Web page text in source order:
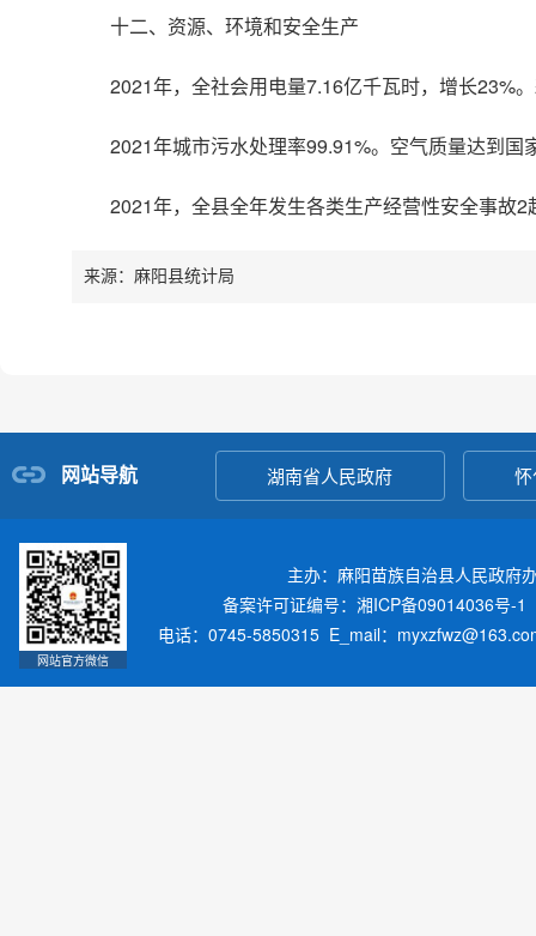
十二、资源、环境和安全生产
2021年，全社会用电量7.16亿千瓦时，增长23%
2021年城市污水处理率99.91%。空气质量达到
2021年，全县全年发生各类生产经营性安全事故
来源：麻阳县统计局
网站导航 湖南省人民政府
网站官方微信
主办：麻阳苗族自治县人民政
备案许可证编号：湘ICP备09014036号-1
电话：0745-5850315 E_mail：